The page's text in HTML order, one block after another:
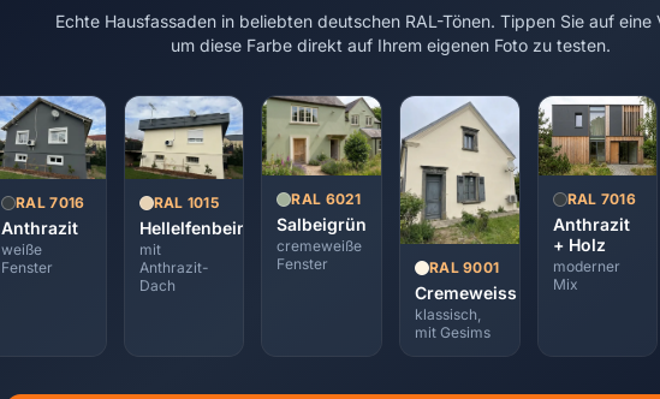
Echte Hausfassaden in beliebten deutschen RAL-Tönen. Tippen Sie auf eine
um diese Farbe direkt auf Ihrem eigenen Foto zu testen.
RAL 7016
Anthrazit
weiße
Fenster
RAL 1015
Hellelfenbein
mit
Anthrazit-
Dach
RAL 6021
Salbeigrün
cremeweiße
Fenster
RAL 9001
Cremeweiss
klassisch,
mit Gesims
RAL 7016
Anthrazit
+ Holz
moderner
Mix